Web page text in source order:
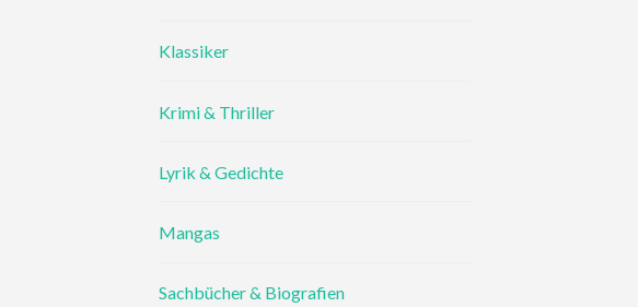
Klassiker
Krimi & Thriller
Lyrik & Gedichte
Mangas
Sachbücher & Biografien